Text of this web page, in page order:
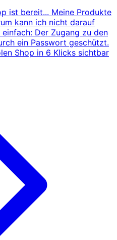
ist bereit... Meine Produkte
kann ich nicht darauf
Der Zugang zu den
ein Passwort geschützt.
Shop in 6 Klicks sichtbar